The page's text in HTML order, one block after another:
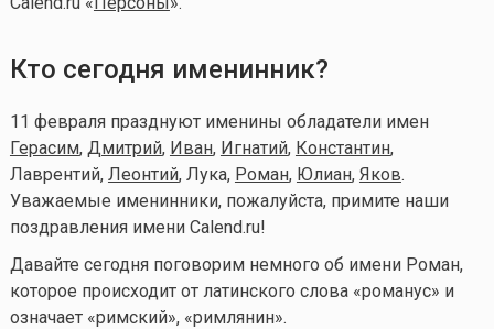
Кто сегодня именинник?
11 февраля празднуют именины обладатели имен
Герасим, Дмитрий, Иван, Игнатий, Константин,
Лаврентий, Леонтий, Лука, Роман, Юлиан, Яков.
Уважаемые именинники, пожалуйста, примите наши
поздравления имени Calend.ru!
Давайте сегодня поговорим немного об имени Роман,
которое происходит от латинского слова «романус» и
означает «римский», «римлянин».